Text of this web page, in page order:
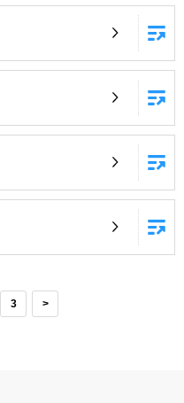
3 >